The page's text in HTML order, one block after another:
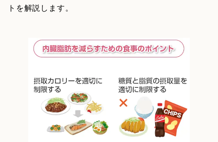
トを解説します。